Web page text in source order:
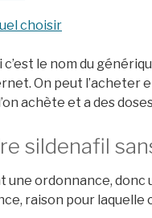
choisir
le nom du
On peut l’acheter
achète et a des
sildenafil
une ordonnance, donc
raison pour